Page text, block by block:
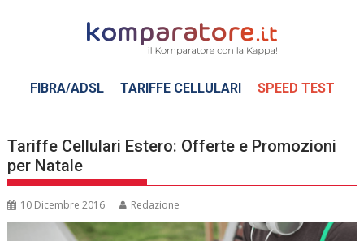
FIBRA/ADSL TARIFFE CELLULARI SPEED TEST
Tariffe Cellulari Estero: Offerte e Promozioni
per Natale
10 Dicembre 2016 Redazione